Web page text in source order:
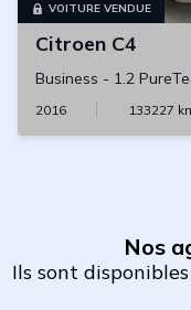
VOITURE VENDUE
Citroen C4
Business - 1.2
2016 133227
Nos
Ils sont